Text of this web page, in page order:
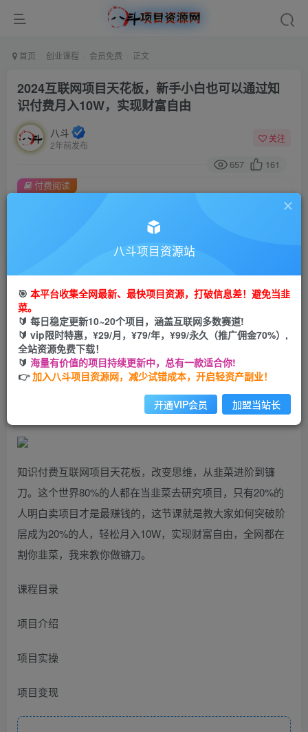
首页 创业课程 会员免费 正文
2024互联网项目天花板，新手小白也可以通过知
识付费月入10W，实现财富自由
八斗
2年前发布
关注
657 161
此内容为付费阅读，请付费后查看
金币9.9金币99
会员免费
您当前未登录！建议登陆后购买，可保存购买订单
付费阅读
2024互联网项目天花板，新手小白也可以通过知识付费月入
10W，实现财富自由【揭秘】
知识付费互联网项目天花板，改变思维，从韭菜进阶到镰
刀。这个世界80%的人都在当韭菜去研究项目，只有20%的
人明白卖项目才是最赚钱的，这节课就是教大家如何突破阶
层成为20%的人，轻松月入10W，实现财富自由，全网都在
割你韭菜，我来教你做镰刀。
课程目录
项目介绍
项目实操
项目变现
八斗项目资源站
🎯 本平台收集全网最新、最快项目资源，打破信息差！避免当韭
菜。
🔰 每日稳定更新10~20个项目，涵盖互联网多数赛道!
🔰 vip限时特惠，¥29/月，¥79/年，¥99/永久（推广佣金70%）,
全站资源免费下载！
🔰 海量有价值的项目持续更新中，总有一款适合你!
👉加入八斗项目资源网，减少试错成本，开启轻资产副业！
开通VIP会员 加盟当站长